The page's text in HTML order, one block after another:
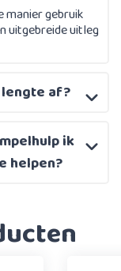
manier gebruik
uitgebreide uitleg
af?
ik
helpen?